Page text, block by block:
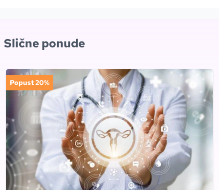
Slične ponude
Popust 20%